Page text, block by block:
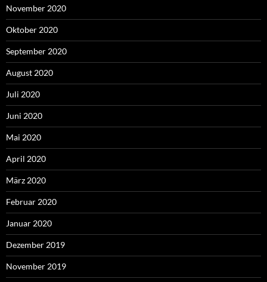
November 2020
Oktober 2020
September 2020
August 2020
Juli 2020
Juni 2020
Mai 2020
April 2020
März 2020
Februar 2020
Januar 2020
Dezember 2019
November 2019